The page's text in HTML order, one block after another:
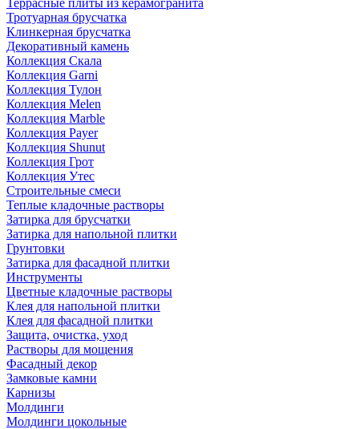
Террасные плиты из керамогранита
Тротуарная брусчатка
Клинкерная брусчатка
Декоративный камень
Коллекция Скала
Коллекция Garni
Коллекция Тулон
Коллекция Melen
Коллекция Marble
Коллекция Payer
Коллекция Shunut
Коллекция Грот
Коллекция Утес
Строительные смеси
Теплые кладочные растворы
Затирка для брусчатки
Затирка для напольной плитки
Грунтовки
Затирка для фасадной плитки
Инструменты
Цветные кладочные растворы
Клея для напольной плитки
Клея для фасадной плитки
Защита, очистка, уход
Растворы для мощения
Фасадный декор
Замковые камни
Карнизы
Молдинги
Молдинги цокольные